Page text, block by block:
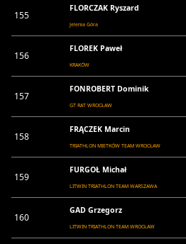
155
FLORCZAK Ryszard
Jelenia Góra
156
FLOREK Paweł
KRAKÓW
157
FONROBERT Dominik
GT RAT WROCŁAW
158
FRĄCZEK Marcin
TRIATHLON MIETKÓW TEAM WROCŁAW
159
FURGOŁ Michał
LITWIN TRIATHLON TEAM WARSZAWA
160
GAD Grzegorz
LITWIN TRIATHLON TEAM WROCŁAW